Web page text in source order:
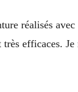
réalisés
efficaces.